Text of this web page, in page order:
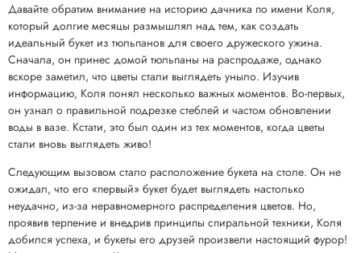
Давайте обратим внимание на историю дачника по имени Коля,
который долгие месяцы размышлял над тем, как создать
идеальный букет из тюльпанов для своего дружеского ужина.
Сначала, он принес домой тюльпаны на распродаже, однако
вскоре заметил, что цветы стали выглядеть уныло. Изучив
информацию, Коля понял несколько важных моментов. Во-первых,
он узнал о правильной подрезке стеблей и частом обновлении
воды в вазе. Кстати, это был один из тех моментов, когда цветы
стали вновь выглядеть живо!
Следующим вызовом стало расположение букета на столе. Он не
ожидал, что его «первый» букет будет выглядеть настолько
неудачно, из-за неравномерного распределения цветов. Но,
проявив терпение и внедрив принципы спиральной техники, Коля
добился успеха, и букеты его друзей произвели настоящий фурор!